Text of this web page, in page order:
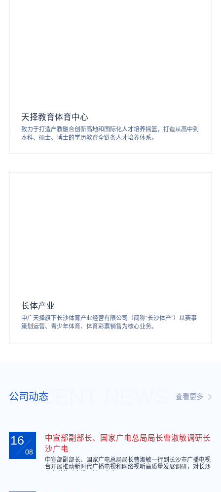
天择教育体育中心
致力于打造产教融合创新高地和国际化人才培养摇篮，打造从高中到
本科、硕士、博士的学历教育全链条人才培养体系。
长体产业
中广天择旗下长沙体育产业经营有限公司（简称“长沙体产”）以赛事
策划运营、青少年体育、体育彩票销售为核心业务。
RECENT NEWS
公司动态 查看更多
16
08
中宣部副部长、国家广电总局局长曹淑敏调研长
沙广电
中宣部副部长、国家广电总局局长曹淑敏一行到长沙市广播电视
台开展推动新时代广播电视和网络视听高质量发展调研，对长沙